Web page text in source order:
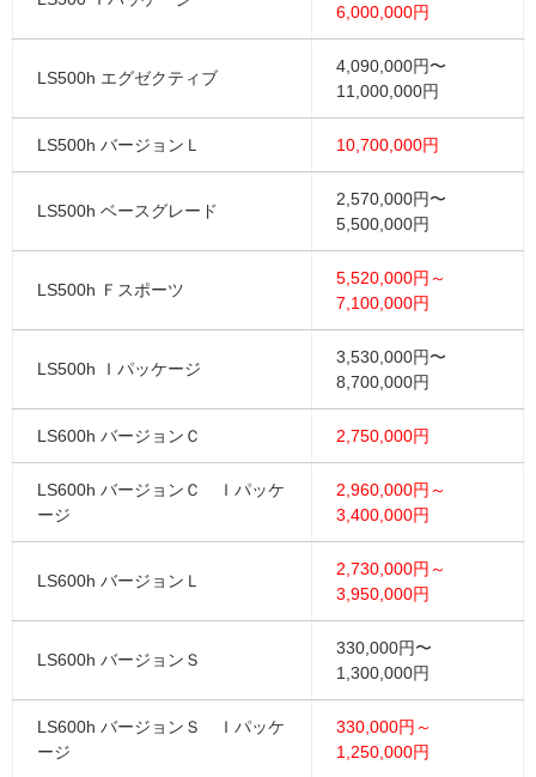
6,000,000円
LS500h エグゼクティブ
4,090,000円〜
11,000,000円
LS500h バージョンＬ 10,700,000円
LS500h ベースグレード
2,570,000円〜
5,500,000円
LS500h Ｆスポーツ
5,520,000円～
7,100,000円
LS500h Ｉパッケージ
3,530,000円〜
8,700,000円
LS600h バージョンＣ 2,750,000円
LS600h バージョンＣ Ｉパッケ
ージ
2,960,000円～
3,400,000円
LS600h バージョンＬ
2,730,000円～
3,950,000円
LS600h バージョンＳ
330,000円〜
1,300,000円
LS600h バージョンＳ Ｉパッケ
ージ
330,000円～
1,250,000円